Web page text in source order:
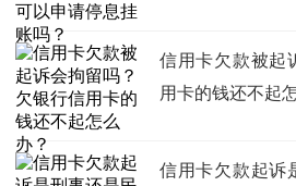
信用卡欠款被起
用卡的钱还不起
信用卡欠款起诉